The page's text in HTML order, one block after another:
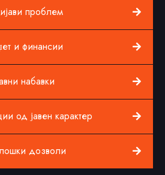
проблем
и финансии
набавки
од јавен карактер
дозволи